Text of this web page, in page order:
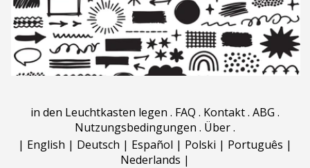
in den Leuchtkasten legen . FAQ . Kontakt. ABG .
Nutzungsbedingungen . Über.
| English | Deutsch | Español | Polski | Português |
Nederlands |